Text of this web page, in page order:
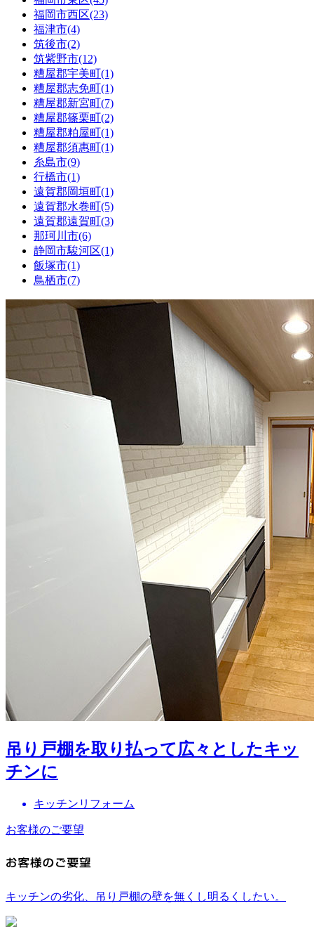
福岡市西区(23)
福津市(4)
筑後市(2)
筑紫野市(12)
糟屋郡宇美町(1)
糟屋郡志免町(1)
糟屋郡新宮町(7)
糟屋郡篠栗町(2)
糟屋郡粕屋町(1)
糟屋郡須惠町(1)
糸島市(9)
行橋市(1)
遠賀郡岡垣町(1)
遠賀郡水巻町(5)
遠賀郡遠賀町(3)
那珂川市(6)
静岡市駿河区(1)
飯塚市(1)
鳥栖市(7)
吊り戸棚を取り払って広々としたキッ
チンに
キッチンリフォーム
お客様のご要望
キッチンの劣化、吊り戸棚の壁を無くし明るくしたい。